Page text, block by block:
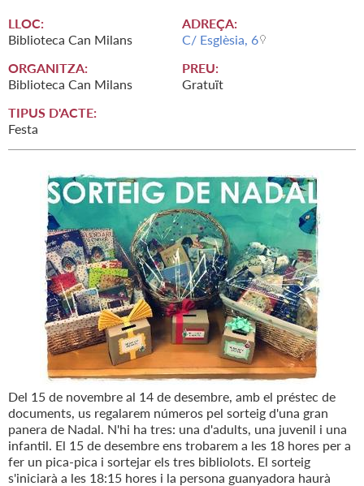
LLOC:
Biblioteca Can Milans
ADREÇA:
C/ Esglèsia, 6
ORGANITZA:
Biblioteca Can Milans
PREU:
Gratuït
TIPUS D'ACTE:
Festa
Del 15 de novembre al 14 de desembre, amb el préstec de
documents, us regalarem números pel sorteig d'una gran
panera de Nadal. N'hi ha tres: una d'adults, una juvenil i una
infantil. El 15 de desembre ens trobarem a les 18 hores per a
fer un pica-pica i sortejar els tres bibliolots. El sorteig
s'iniciarà a les 18:15 hores i la persona guanyadora haurà